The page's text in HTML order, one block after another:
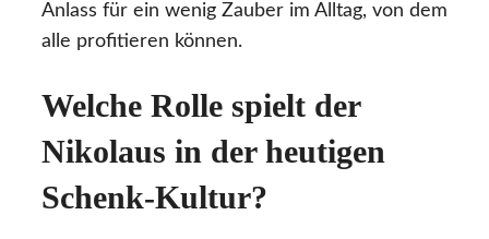
Anlass für ein wenig Zauber im Alltag, von dem
alle profitieren können.
Welche Rolle spielt der
Nikolaus in der heutigen
Schenk-Kultur?